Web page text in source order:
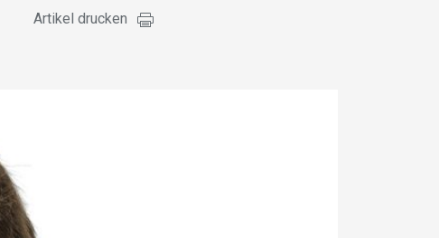
Artikel drucken